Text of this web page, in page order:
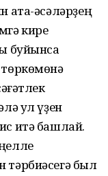
ата-әсәләрҙең
кире
буйынса
ул үҙен
итә башлай.
был